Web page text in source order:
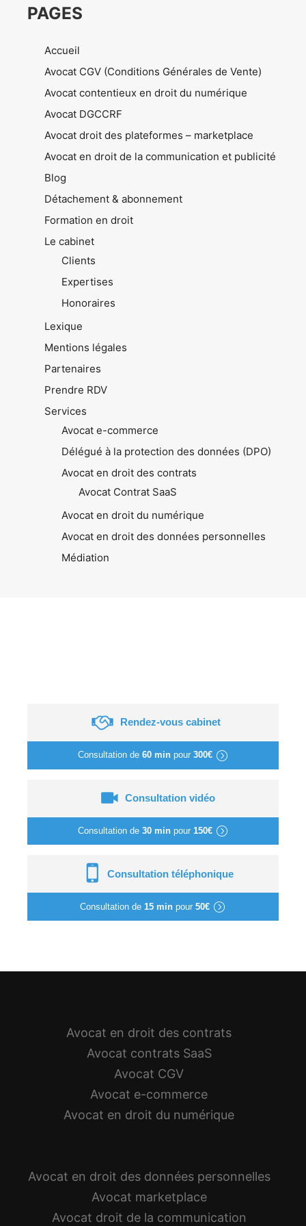
PAGES
Accueil
Avocat CGV (Conditions Générales de Vente)
Avocat contentieux en droit du numérique
Avocat DGCCRF
Avocat droit des plateformes – marketplace
Avocat en droit de la communication et publicité
Blog
Détachement & abonnement
Formation en droit
Le cabinet
Clients
Expertises
Honoraires
Lexique
Mentions légales
Partenaires
Prendre RDV
Services
Avocat e-commerce
Délégué à la protection des données (DPO)
Avocat en droit des contrats
Avocat Contrat SaaS
Avocat en droit du numérique
Avocat en droit des données personnelles
Médiation
Rendez-vous cabinet
Consultation de 60 minpour 300€
Consultation vidéo
Consultation de 30 minpour 150€
Consultation téléphonique
Consultation de 15 min pour 50€
Avocat en droit des contrats
Avocat contrats SaaS
Avocat CGV
Avocat e-commerce
Avocat en droit du numérique
Avocat en droit des données personnelles
Avocat marketplace
Avocat droit de la communication